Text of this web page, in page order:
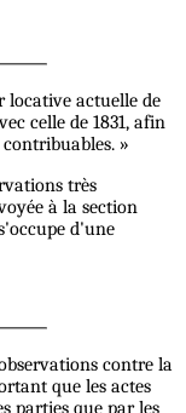
locative actuelle de
celle de 1831, afin
»
très
à la section
d'une
contre la
que les actes